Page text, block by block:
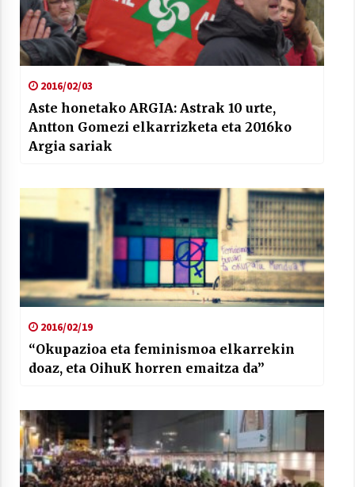
2016/02/03
Aste honetako ARGIA: Astrak 10 urte,
Antton Gomezi elkarrizketa eta 2016ko
Argia sariak
2016/02/19
“Okupazioa eta feminismoa elkarrekin
doaz, eta OihuK horren emaitza da”